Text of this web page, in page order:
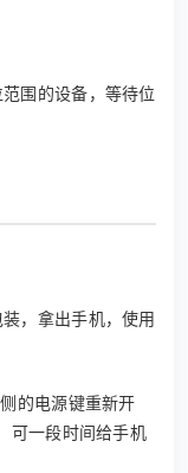
围的设备，等待位
，拿出手机，使用
的电源键重新开
可一段时间给手机